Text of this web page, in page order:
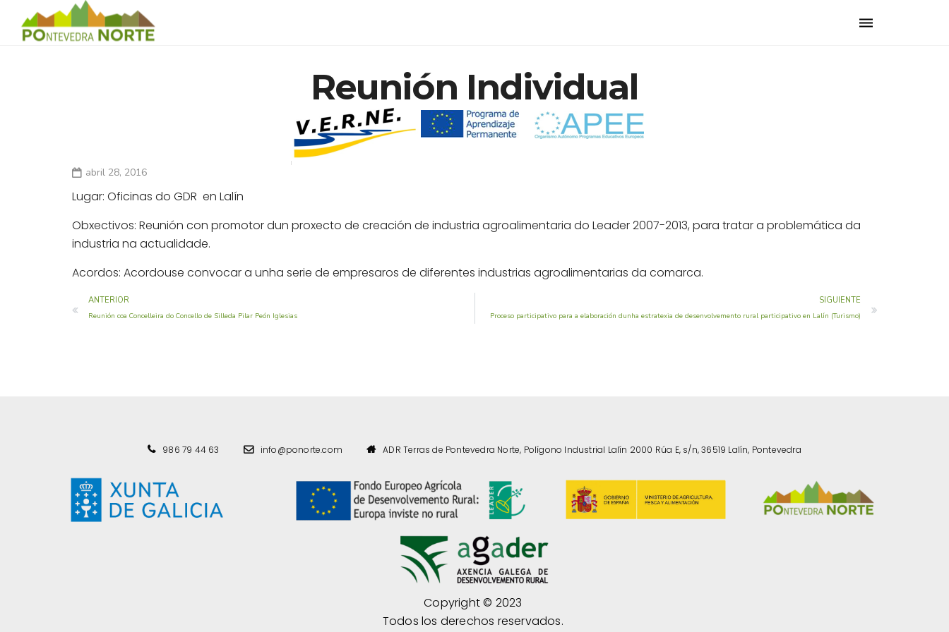
Toggle
Reunión Individual
abril 28, 2016
Lugar: Oficinas do GDR en Lalín
Obxectivos: Reunión con promotor dun proxecto de creación de industria agroalimentaria do Leader 2007-2013, para tratar a problemática da
industria na actualidade.
Acordos: Acordouse convocar a unha serie de empresaros de diferentes industrias agroalimentarias da comarca.
ANTERIOR
Reunión coa Concelleira do Concello de Silleda Pilar Peón Iglesias
SIGUIENTE
Proceso participativo para a elaboración dunha estratexia de desenvolvemento rural participativo en Lalín (Turismo)
986 79 44 63 info@ponorte.com ADR Terras de Pontevedra Norte, Polígono Industrial Lalín 2000 Rúa E, s/n, 36519 Lalín, Pontevedra
Copyright © 2023
Todos los derechos reservados.